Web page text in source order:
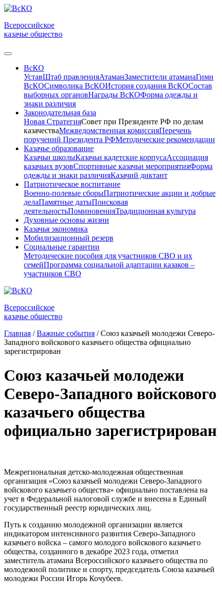
Всероссийское
казачье общество
ВсКО
УставШтаб правленияАтаманЗаместители атаманаГимн
ВсКОСимволика ВсКОИстория создания ВсКОСостав
выборных органовНаграды ВсКОФорма одежды и
знаки различия
Законодательная база
Новая СтратегияСовет при Президенте РФ по делам
казачестваМежведомственная комиссияПеречень
поручений Президента РФМетодические рекомендации
Казачье образование
Казачьи школыКазачьи кадетские корпусаАссоциация
казачьих вузовСпортивные казачьи мероприятияФорма
одежды и знаки различияКазачий диктант
Патриотическое воспитание
Военно-полевые сборыПатриотические акции и добрые
делаПамятные датыПоисковая
деятельностьПоминовенияТрадиционная культура
Духовные основы жизни
Казачья экономика
Мобилизационный резерв
Социальные гарантии
Методические пособия для участников СВО и их
семейПрограмма социальной адаптации казаков –
участников СВО
Всероссийское
казачье общество
Главная / Важные события / Союз казачьей молодежи Северо-
Западного войскового казачьего общества официально
зарегистрирован
Союз казачьей молодежи
Северо-Западного войскового
казачьего общества
официально зарегистрирован
Межрегиональная детско-молодежная общественная
организация «Союз казачьей молодежи Северо-Западного
войскового казачьего общества» официально поставлена на
учет в Федеральной налоговой службе и внесена в Единый
государственный реестр юридических лиц.
Путь к созданию молодежной организации является
индикатором интенсивного развития Северо-Западного
казачьего войска – самого молодого войскового казачьего
общества, созданного в декабре 2023 года, отметил
заместитель атамана Всероссийского казачьего общества по
молодежной политике и спорту, председатель Союза казачьей
молодежи России Игорь Кочубеев.